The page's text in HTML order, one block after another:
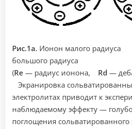
Рис.1а. Ионон малого радиуса
большого радиуса
(Re — радиус ионона, Rd —
Экранировка
электролитах приводит к
наблюдаемому эффекту —
поглощения сольватированного